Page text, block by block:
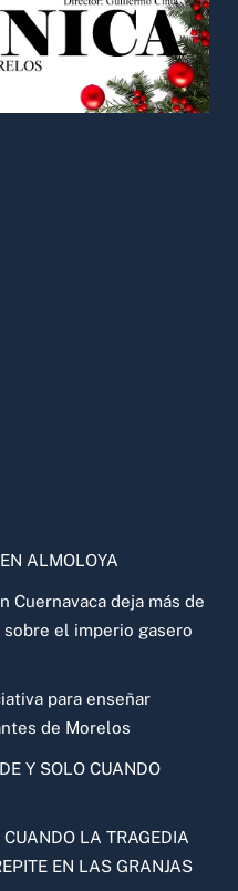
ALMOLOYA
Cuernavaca deja más de
el imperio gasero
para enseñar
de Morelos
Y SOLO CUANDO
LA TRAGEDIA
EN LAS GRANJAS